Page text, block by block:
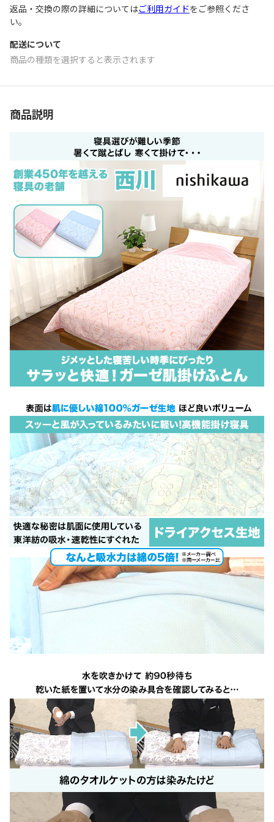
返品・交換の際の詳細についてはご利用ガイドをご参照くださ
い。
配送について
商品の種類を選択すると表示されます
商品説明